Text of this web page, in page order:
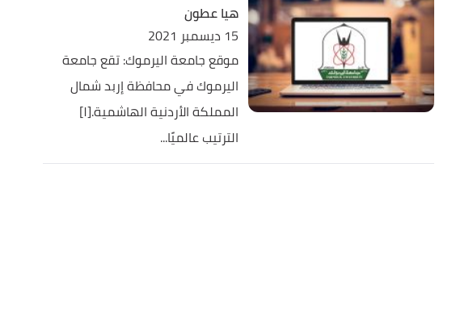
هيا عطون
15 ديسمبر 2021
موقع جامعة اليرموك: تقع جامعة
اليرموك في محافظة إربد شمال
المملكة الأردنية الهاشمية.[١]
الترتيب عالميًا...